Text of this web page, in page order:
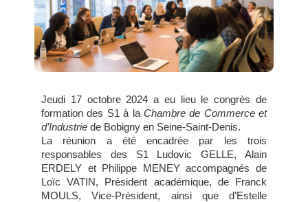
Jeudi 17 octobre 2024 a eu lieu le congrès de
formation des S1 à la Chambre de Commerce et
d’Industrie de Bobigny en Seine-Saint-Denis.
La réunion a été encadrée par les trois
responsables des S1 Ludovic GELLE, Alain
ERDELY et Philippe MENEY accompagnés de
Loïc VATIN, Président académique, de Franck
MOULS, Vice-Président, ainsi que d’Estelle